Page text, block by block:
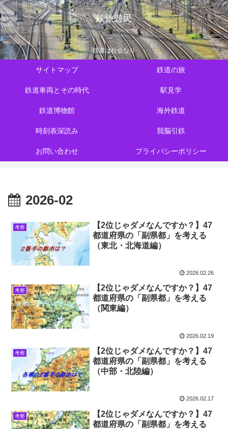
鉄旅遊民
鉄道は社会なり
サイトマップ 鉄道の旅
鉄道車両とその時代 駅見学
鉄道博物館 海外鉄道
時刻表深読み 我脳引鉄
お問い合わせ プライバシーポリシー
2026-02
考察
【2位じゃダメなんですか？】47
都道府県の「副県都」を考える
（東北・北海道編）
2026.02.26
考察
【2位じゃダメなんですか？】47
都道府県の「副県都」を考える
（関東編）
2026.02.19
考察
【2位じゃダメなんですか？】47
都道府県の「副県都」を考える
（中部・北陸編）
2026.02.17
考察
【2位じゃダメなんですか？】47
都道府県の「副県都」を考える